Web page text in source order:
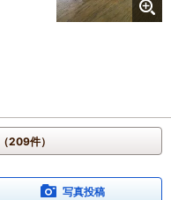
209件）
写真投稿